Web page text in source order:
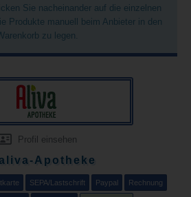
Sie nacheinander auf die einzelnen
Produkte manuell beim Anbieter in den
zu legen.
Profil einsehen
Apotheke
SEPA/Lastschrift Paypal Rechnung